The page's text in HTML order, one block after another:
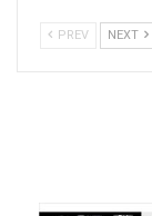
PREV NEXT